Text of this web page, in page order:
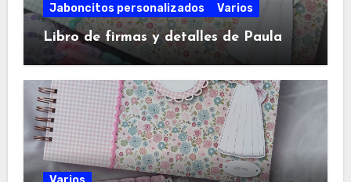
Jaboncitos personalizados
Varios
Libro de firmas y detalles de Paula